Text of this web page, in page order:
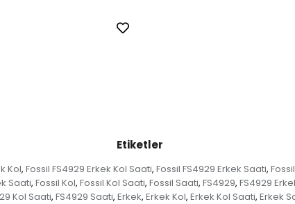
Etiketler
Kol, Fossil FS4929 Erkek Kol Saati, Fossil FS4929 Erkek Saati,
Saati, Fossil Kol, Fossil Kol Saati, Fossil Saati, FS4929, FS4929
Kol Saati, FS4929 Saati, Erkek, Erkek Kol, Erkek Kol Saati, Erkek